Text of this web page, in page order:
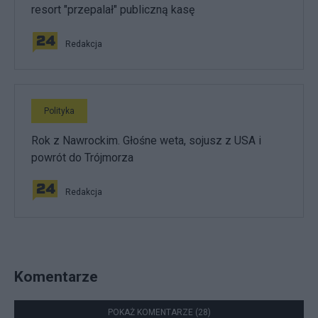
resort "przepalał" publiczną kasę
Redakcja
Polityka
Rok z Nawrockim. Głośne weta, sojusz z USA i
powrót do Trójmorza
Redakcja
Komentarze
POKAŻ KOMENTARZE (28)